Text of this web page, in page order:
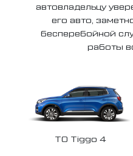
автовладельцу
его авто,
бесперебойной
работы
ТО Tiggo 4